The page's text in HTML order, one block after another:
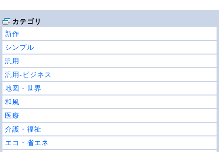
カテゴリ
新作
シンプル
汎用
汎用-ビジネス
地図・世界
和風
医療
介護・福祉
エコ・省エネ